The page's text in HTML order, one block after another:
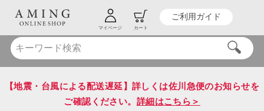
マイページ カート
ご利用ガイド
HOT KEY WORD #炭八 #送料無料
【地震・台風による配送遅延】詳しくは佐川急便のお知らせを
ご確認ください。 詳細はこちら＞